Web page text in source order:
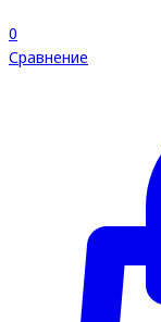
0
Сравнение